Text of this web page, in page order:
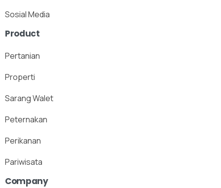
Sosial Media
Product
Pertanian
Properti
Sarang Walet
Peternakan
Perikanan
Pariwisata
Company